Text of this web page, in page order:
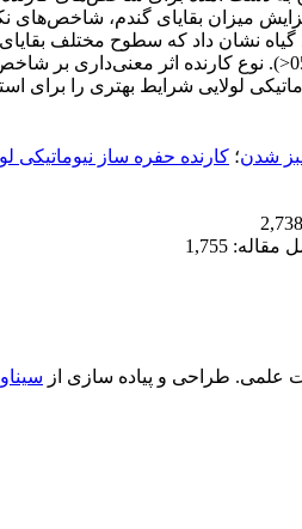
افزایش میزان بقایای گندم،
لولایی شرایط بهتری را
شدن؛ کارنده حفره ساز نیوماتیکی
1,755
علمی. طراحی و پیاده سازی از